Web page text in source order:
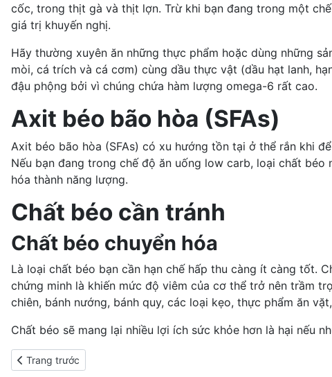
cốc, trong thịt gà và thịt lợn. Trừ khi bạn đang trong một
giá trị khuyến nghị.
Hãy thường xuyên ăn những thực phẩm hoặc dùng những
mòi, cá trích và cá cơm) cùng dầu thực vật (dầu hạt lanh,
đậu phộng bởi vì chúng chứa hàm lượng omega-6 rất cao.
Axit béo bão hòa (SFAs)
Axit béo bão hòa (SFAs) có xu hướng tồn tại ở thể rắn khi
Nếu bạn đang trong chế độ ăn uống low carb, loại chất béo
hóa thành năng lượng.
Chất béo cần tránh
Chất béo chuyển hóa
Là loại chất béo bạn cần hạn chế hấp thu càng ít càng tốt.
chứng minh là khiến mức độ viêm của cơ thể trở nên trầm
chiên, bánh nướng, bánh quy, các loại kẹo, thực phẩm ăn
Chất béo sẽ mang lại nhiều lợi ích sức khỏe hơn là hại nếu
Previous article: 7 ngày ăn kiêng giảm cân với món súp rau củ thơm
Trang trước